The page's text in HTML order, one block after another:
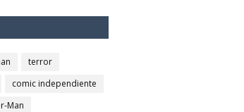
terror
comic independiente
Man